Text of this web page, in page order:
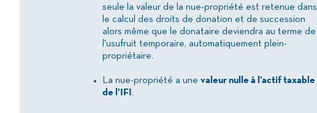
seule la valeur de la nue-propriété est retenue dans
le calcul des droits de donation et de succession
alors même que le donataire deviendra au terme de
l'usufruit temporaire, automatiquement plein-
propriétaire.
La nue-propriété a une valeur nulle à l’actif taxable
de l’IFI .